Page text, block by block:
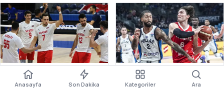
Filenin Efeleri Dünya
Şampiyonası’nda 2’de
12 Dev Adam Fırtına
Gibi: Yunanistan’ı Ezip
Anasayfa Son Dakika Kategoriler Ara